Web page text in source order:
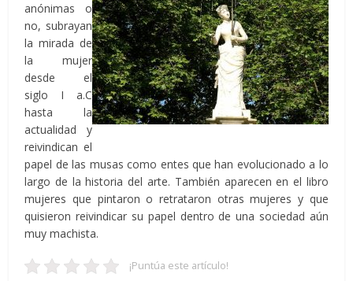
anónimas o
no, subrayan
la mirada de
la mujer
desde el
siglo I a.C
hasta la
actualidad y
reivindican el
papel de las musas como entes que han evolucionado a lo
largo de la historia del arte. También aparecen en el libro
mujeres que pintaron o retrataron otras mujeres y que
quisieron reivindicar su papel dentro de una sociedad aún
muy machista.
¡Puntúa este artículo!